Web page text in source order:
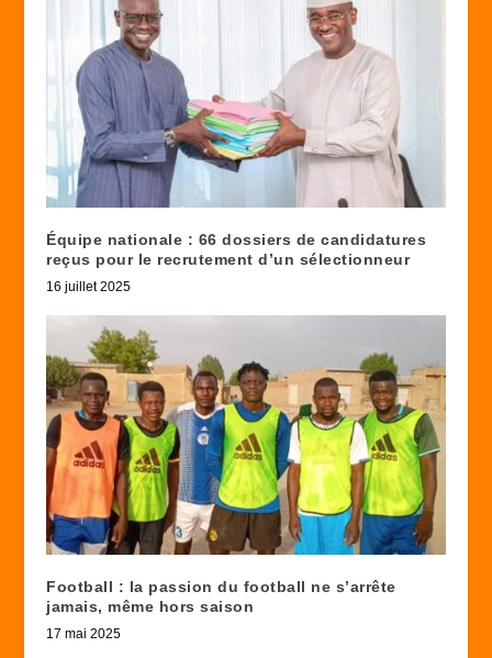
Équipe nationale : 66 dossiers de candidatures
reçus pour le recrutement d’un sélectionneur
16 juillet 2025
Football : la passion du football ne s’arrête
jamais, même hors saison
17 mai 2025